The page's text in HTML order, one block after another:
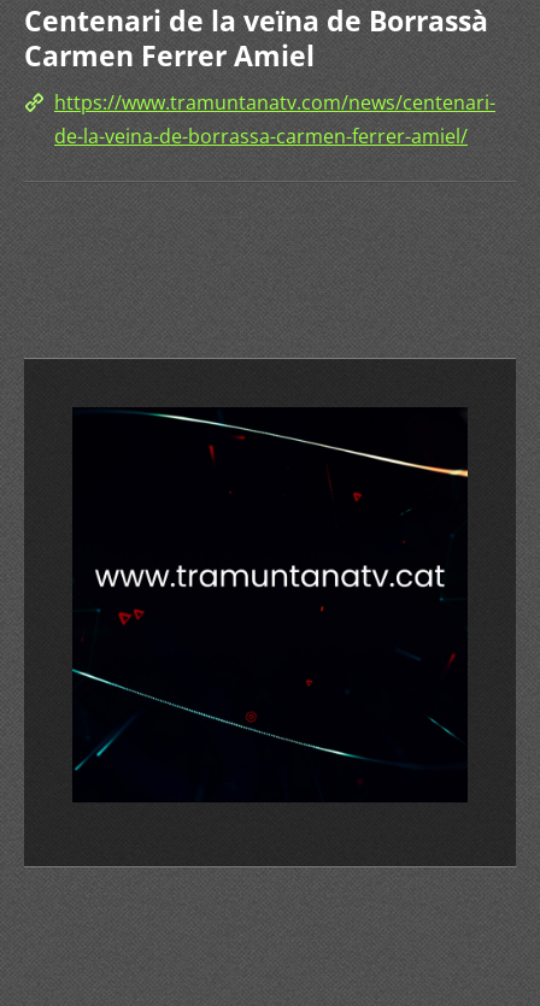
Centenari de la veïna de Borrassà
Carmen Ferrer Amiel
https://www.tramuntanatv.com/news/centenari-
de-la-veina-de-borrassa-carmen-ferrer-amiel/